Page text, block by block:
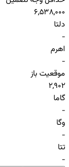
6,538,000
دلتا
-
اهرم
-
موقعیت باز
2,902
گاما
-
وگا
-
تتا
-